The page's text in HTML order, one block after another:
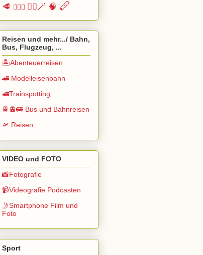
🥩 🧗🏻‍♀️ 🧙‍♂️🪄 🧠 🪈
Reisen und mehr.../ Bahn,
Bus, Flugzeug, ...
🏝️Abenteuerreisen
🚄 Modelleisenbahn
🚅Trainspotting
🚆🚊🚌 Bus und Bahnreisen
🛫 Reisen
VIDEO und FOTO
📸Fotografie
📹Videografie Podcasten
🤳Smartphone Film und
Foto
Sport